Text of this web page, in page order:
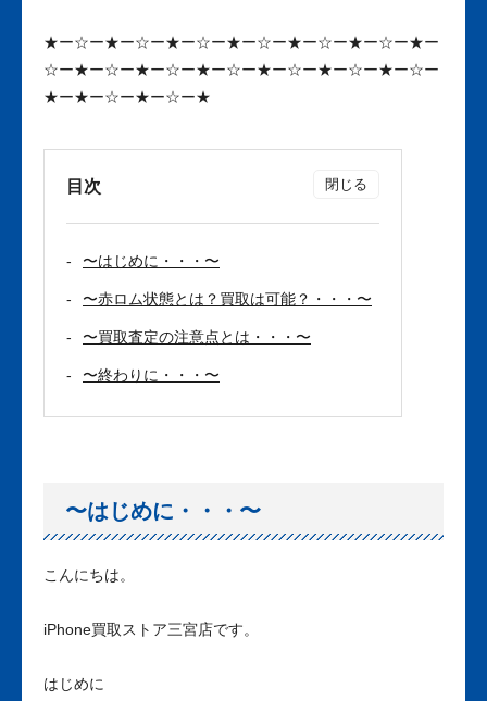
★ー☆ー★ー☆ー★ー☆ー★ー☆ー★ー☆ー★ー☆ー★ー
☆ー★ー☆ー★ー☆ー★ー☆ー★ー☆ー★ー☆ー★ー☆ー
★ー★ー☆ー★ー☆ー★
目次
〜はじめに・・・〜
〜赤ロム状態とは？買取は可能？・・・〜
〜買取査定の注意点とは・・・〜
〜終わりに・・・〜
〜はじめに・・・〜
こんにちは。
iPhone買取ストア三宮店です。
はじめに